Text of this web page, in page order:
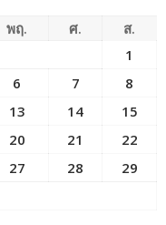
พฤ. ศ.
ส.
1
6 7
8
13 14
15
20 21
22
27 28
29